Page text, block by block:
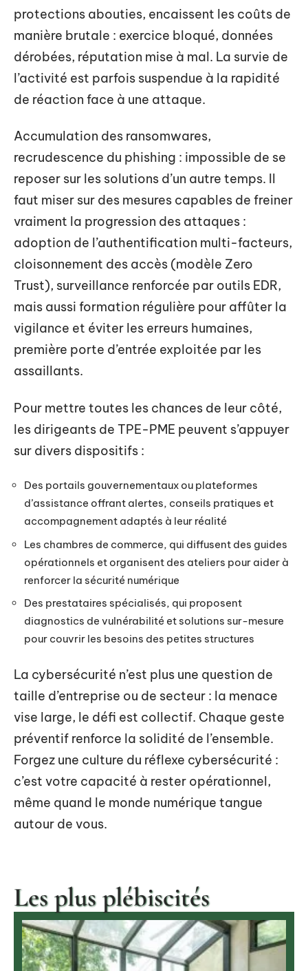
protections abouties, encaissent les coûts de
manière brutale : exercice bloqué, données
dérobées, réputation mise à mal. La survie de
l’activité est parfois suspendue à la rapidité
de réaction face à une attaque.
Accumulation des ransomwares,
recrudescence du phishing : impossible de se
reposer sur les solutions d’un autre temps. Il
faut miser sur des mesures capables de freiner
vraiment la progression des attaques :
adoption de l’authentification multi-facteurs,
cloisonnement des accès (modèle Zero
Trust), surveillance renforcée par outils EDR,
mais aussi formation régulière pour affûter la
vigilance et éviter les erreurs humaines,
première porte d’entrée exploitée par les
assaillants.
Pour mettre toutes les chances de leur côté,
les dirigeants de TPE-PME peuvent s’appuyer
sur divers dispositifs :
Des portails gouvernementaux ou plateformes
d’assistance offrant alertes, conseils pratiques et
accompagnement adaptés à leur réalité
Les chambres de commerce, qui diffusent des guides
opérationnels et organisent des ateliers pour aider à
renforcer la sécurité numérique
Des prestataires spécialisés, qui proposent
diagnostics de vulnérabilité et solutions sur-mesure
pour couvrir les besoins des petites structures
La cybersécurité n’est plus une question de
taille d’entreprise ou de secteur : la menace
vise large, le défi est collectif. Chaque geste
préventif renforce la solidité de l’ensemble.
Forgez une culture du réflexe cybersécurité :
c’est votre capacité à rester opérationnel,
même quand le monde numérique tangue
autour de vous.
Les plus plébiscités